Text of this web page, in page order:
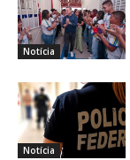
Notícia
Notícia